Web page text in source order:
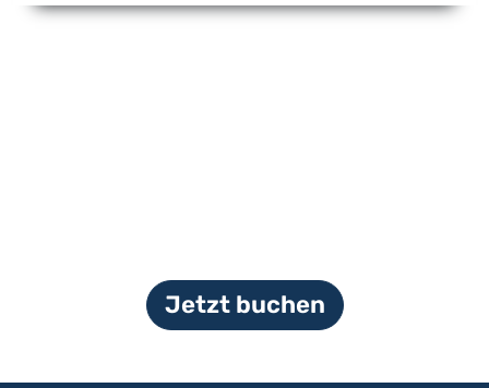
Jetzt buchen